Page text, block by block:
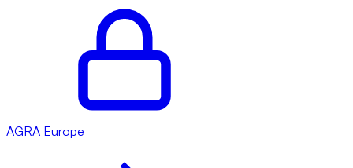
AGRA Europe